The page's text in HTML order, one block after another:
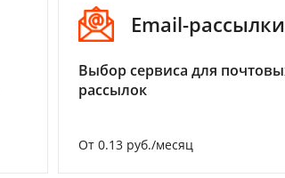
Email-рассылки
Выбор сервиса для
рассылок
От 0.13 руб./месяц